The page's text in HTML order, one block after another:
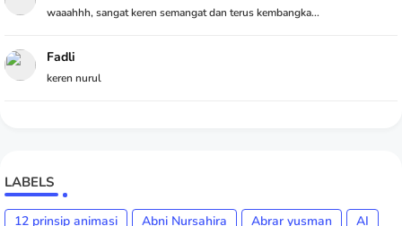
waaahhh, sangat keren semangat dan terus kembangka...
Fadli
keren nurul
LABELS
12 prinsip animasi Abni Nursahira Abrar yusman
AI